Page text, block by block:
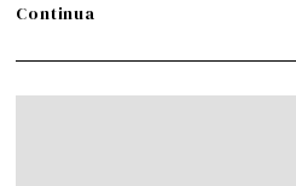
Continua